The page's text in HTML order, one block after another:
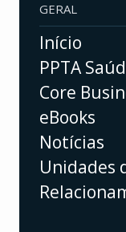
GERAL
Início
PPTA
Core
eBooks
Notícias
Unidades